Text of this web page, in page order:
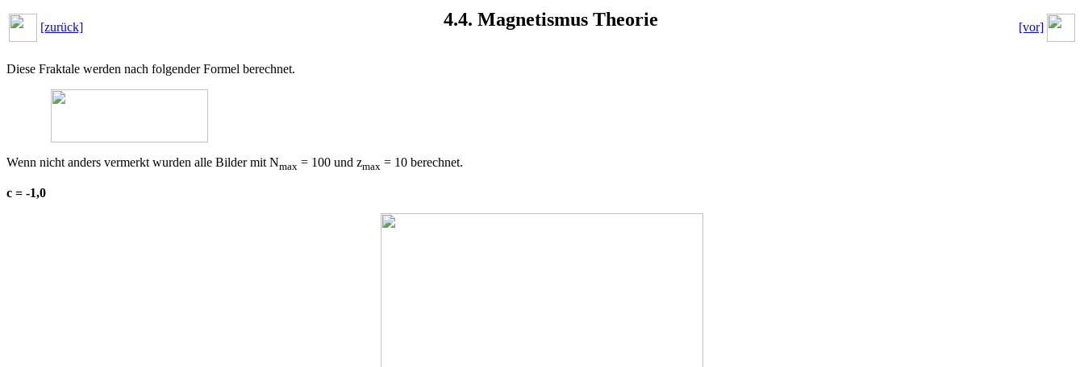
[zurück] 4.4. Magnetismus Theorie [vor]
Diese Fraktale werden nach folgender Formel berechnet.
Wenn nicht anders vermerkt wurden alle Bilder mit Nmax = 100 und zmax = 10 berechnet.
c = -1,0